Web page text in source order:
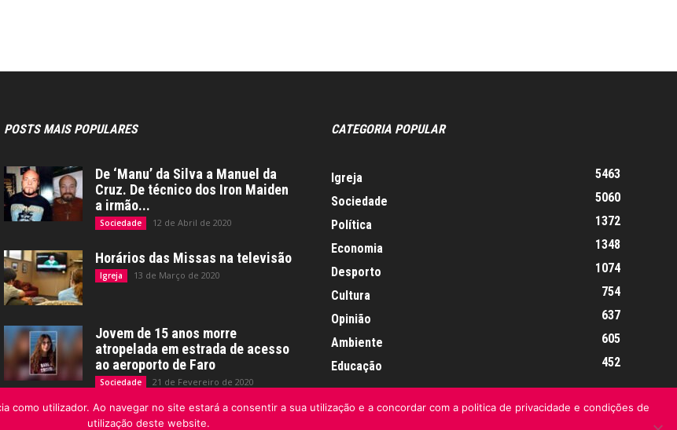
POSTS MAIS POPULARES
De ‘Manu’ da Silva a Manuel da
Cruz. De técnico dos Iron Maiden
a irmão...
Sociedade 12 de Abril de 2020
Horários das Missas na televisão
Igreja 13 de Março de 2020
Jovem de 15 anos morre
atropelada em estrada de acesso
ao aeroporto de Faro
Sociedade 21 de Fevereiro de 2020
CATEGORIA POPULAR
Igreja
5463
Sociedade
5060
Política
1372
Economia
1348
Desporto
1074
Cultura
754
Opinião
637
Ambiente
605
Educação
452
como utilizador. Ao navegar no site estará a consentir a sua utilização e a concordar com a politica de privacidade e condições de
utilização deste website.